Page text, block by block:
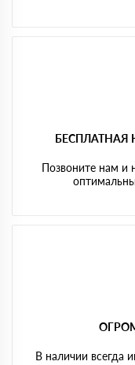
БЕСПЛАТНАЯ
Позвоните нам и
В наличии всегда